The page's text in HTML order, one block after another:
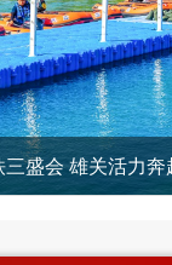
盛会 雄关活力奔